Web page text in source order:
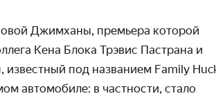
Джимханы, премьера которой
Кена Блока Трэвис Пастрана и
под названием Family
автомобиле: в частности, стало